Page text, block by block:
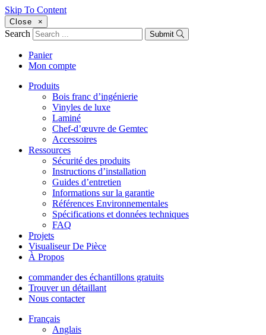
Skip To Content
Close ×
Search Submit
Panier
Mon compte
Produits
Bois franc d’ingénierie
Vinyles de luxe
Laminé
Chef-d’œuvre de Gemtec
Accessoires
Ressources
Sécurité des produits
Instructions d’installation
Guides d’entretien
Informations sur la garantie
Références Environnementales
Spécifications et données techniques
FAQ
Projets
Visualiseur De Pièce
À Propos
commander des échantillons gratuits
Trouver un détaillant
Nous contacter
Français
Anglais